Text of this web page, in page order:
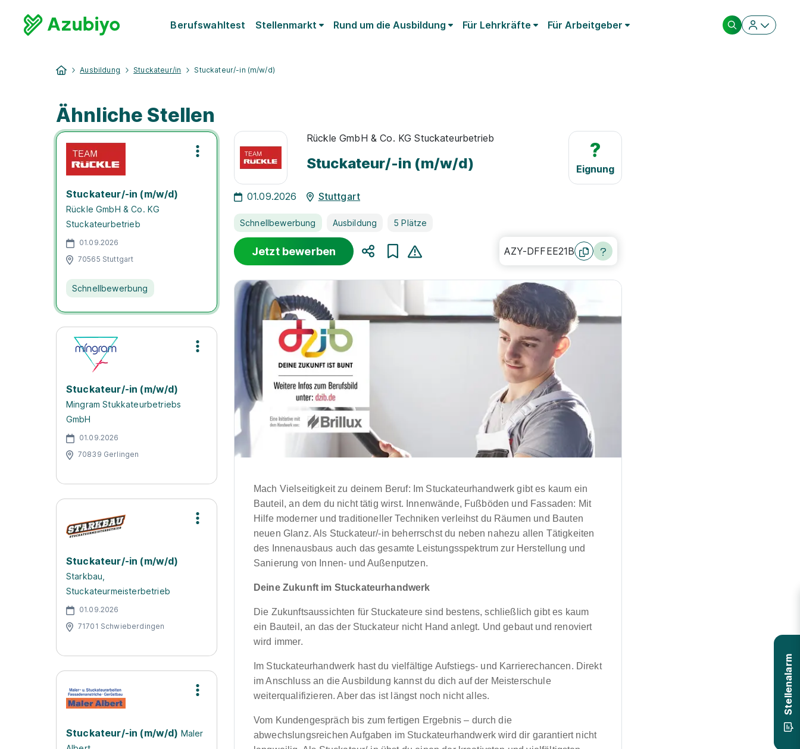
Berufswahltest Stellenmarkt Rund um die Ausbildung Für Lehrkräfte Für Arbeitgeber
Ausbildung Stuckateur/in Stuckateur/-in (m/w/d)
Ähnliche Stellen
Stuckateur/-in (m/w/d)
Rückle GmbH & Co. KG
Stuckateurbetrieb
01.09.2026
70565 Stuttgart
Schnellbewerbung
Stuckateur/-in (m/w/d)
Mingram Stukkateurbetriebs
GmbH
01.09.2026
70839 Gerlingen
Stuckateur/-in (m/w/d)
Starkbau,
Stuckateurmeisterbetrieb
01.09.2026
71701 Schwieberdingen
Stuckateur/-in (m/w/d) Maler
?
Eignung
Rückle GmbH & Co. KG Stuckateurbetrieb
Stuckateur/-in (m/w/d)
01.09.2026 Stuttgart
Schnellbewerbung Ausbildung 5 Plätze
Jetzt bewerben AZY-DFFEE21B
Mach Vielseitigkeit zu deinem Beruf: Im Stuckateurhandwerk gibt es kaum ein
Bauteil, an dem du nicht tätig wirst. Innenwände, Fußböden und Fassaden: Mit
Hilfe moderner und traditioneller Techniken verleihst du Räumen und Bauten
neuen Glanz. Als Stuckateur/-in beherrschst du neben nahezu allen Tätigkeiten
des Innenausbaus auch das gesamte Leistungsspektrum zur Herstellung und
Sanierung von Innen- und Außenputzen.
Deine Zukunft im Stuckateurhandwerk
Die Zukunftsaussichten für Stuckateure sind bestens, schließlich gibt es kaum
ein Bauteil, an das der Stuckateur nicht Hand anlegt. Und gebaut und renoviert
wird immer.
Im Stuckateurhandwerk hast du vielfältige Aufstiegs- und Karrierechancen. Direkt
im Anschluss an die Ausbildung kannst du dich auf der Meisterschule
weiterqualifizieren. Aber das ist längst noch nicht alles.
Vom Kundengespräch bis zum fertigen Ergebnis – durch die
abwechslungsreichen Aufgaben im Stuckateurhandwerk wird dir garantiert nicht
Stellenalarm